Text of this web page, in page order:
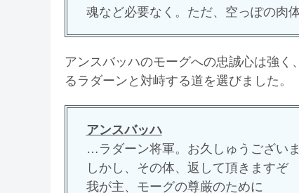
魂など必要なく。ただ、空っぽの肉
アンスバッハのモーグへの忠誠心は強
るラダーンと対峙する道を選びました。
アンスバッハ
…ラダーン将軍。お久しゅうござい
しかし、その体、返して頂きますぞ
我が主、モーグの尊厳のために